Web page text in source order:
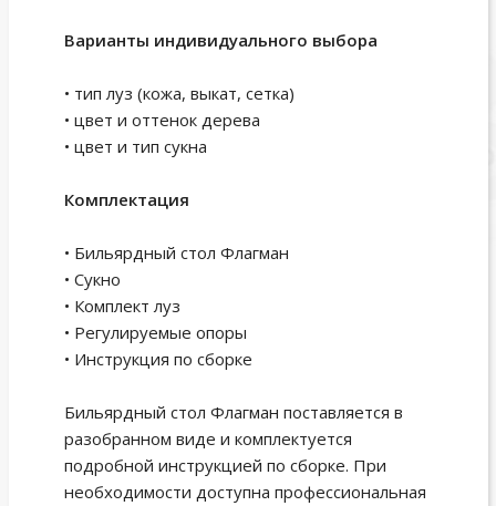
Варианты индивидуального выбора
• тип луз (кожа, выкат, сетка)
• цвет и оттенок дерева
• цвет и тип сукна
Комплектация
• Бильярдный стол Флагман
• Сукно
• Комплект луз
• Регулируемые опоры
• Инструкция по сборке
Бильярдный стол Флагман поставляется в
разобранном виде и комплектуется
подробной инструкцией по сборке. При
необходимости доступна профессиональная